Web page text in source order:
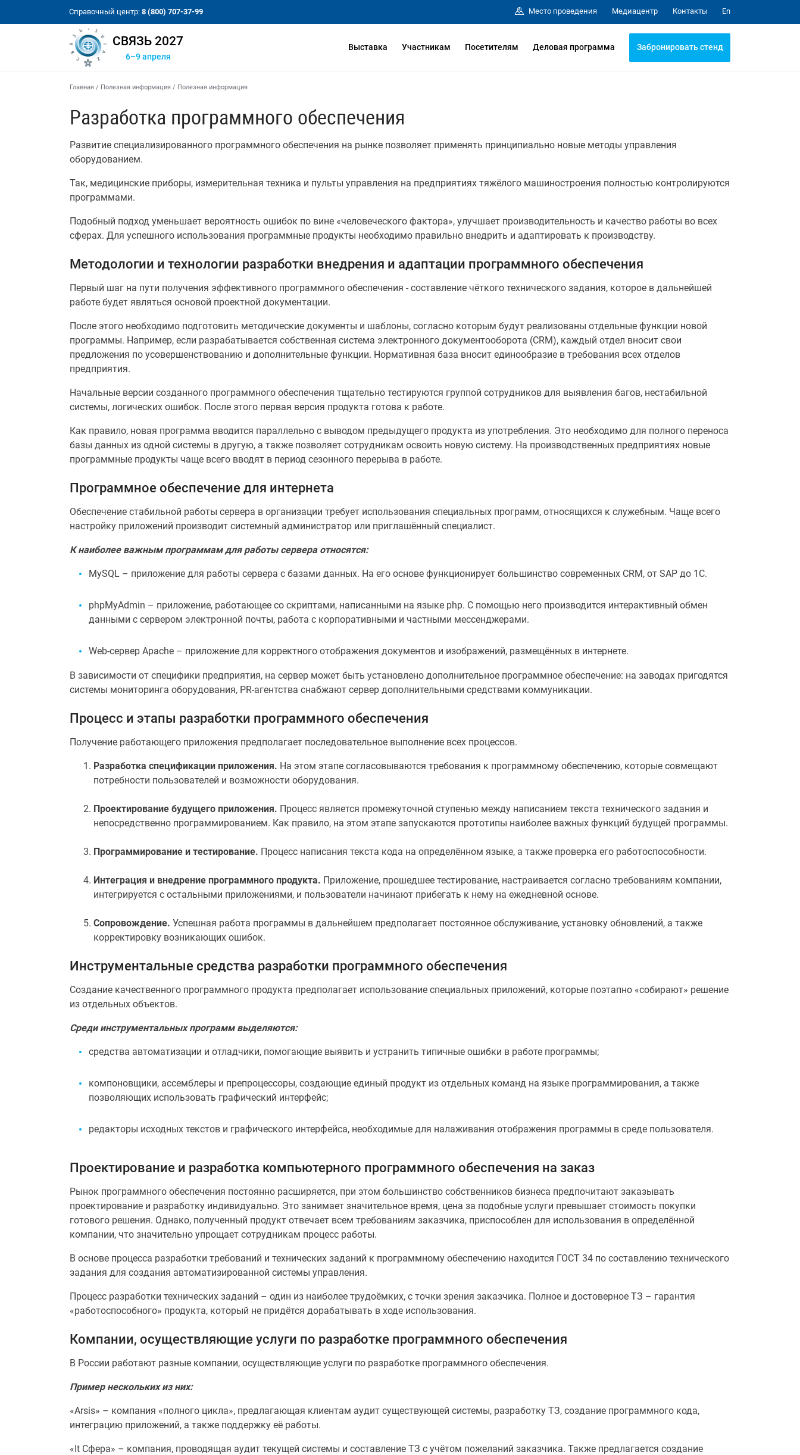
Справочный центр: 8 (800) 707-37-99 Место проведения Медиацентр Контакты En
СВЯЗЬ 2027
6–9 апреля
Выставка Участникам Посетителям Деловая программа Забронировать стенд
Главная / Полезная информация / Полезная информация
Разработка программного обеспечения
Развитие специализированного программного обеспечения на рынке позволяет применять принципиально новые методы управления
оборудованием.
Так, медицинские приборы, измерительная техника и пульты управления на предприятиях тяжёлого машиностроения полностью контролируются
программами.
Подобный подход уменьшает вероятность ошибок по вине «человеческого фактора», улучшает производительность и качество работы во всех
сферах. Для успешного использования программные продукты необходимо правильно внедрить и адаптировать к производству.
Методологии и технологии разработки внедрения и адаптации программного обеспечения
Первый шаг на пути получения эффективного программного обеспечения - составление чёткого технического задания, которое в дальнейшей
работе будет являться основой проектной документации.
После этого необходимо подготовить методические документы и шаблоны, согласно которым будут реализованы отдельные функции новой
программы. Например, если разрабатывается собственная система электронного документооборота (CRM), каждый отдел вносит свои
предложения по усовершенствованию и дополнительные функции. Нормативная база вносит единообразие в требования всех отделов
предприятия.
Начальные версии созданного программного обеспечения тщательно тестируются группой сотрудников для выявления багов, нестабильной
системы, логических ошибок. После этого первая версия продукта готова к работе.
Как правило, новая программа вводится параллельно с выводом предыдущего продукта из употребления. Это необходимо для полного переноса
базы данных из одной системы в другую, а также позволяет сотрудникам освоить новую систему. На производственных предприятиях новые
программные продукты чаще всего вводят в период сезонного перерыва в работе.
Программное обеспечение для интернета
Обеспечение стабильной работы сервера в организации требует использования специальных программ, относящихся к служебным. Чаще всего
настройку приложений производит системный администратор или приглашённый специалист.
К наиболее важным программам для работы сервера относятся:
MySQL – приложение для работы сервера с базами данных. На его основе функционирует большинство современных CRM, от SAP до 1С.
phpMyAdmin – приложение, работающее со скриптами, написанными на языке php. С помощью него производится интерактивный обмен
данными с сервером электронной почты, работа с корпоративными и частными мессенджерами.
Web-сервер Apache – приложение для корректного отображения документов и изображений, размещённых в интернете.
В зависимости от специфики предприятия, на сервер может быть установлено дополнительное программное обеспечение: на заводах пригодятся
системы мониторинга оборудования, PR-агентства снабжают сервер дополнительными средствами коммуникации.
Процесс и этапы разработки программного обеспечения
Получение работающего приложения предполагает последовательное выполнение всех процессов.
Разработка спецификации приложения. На этом этапе согласовываются требования к программному обеспечению, которые совмещают
потребности пользователей и возможности оборудования.
Проектирование будущего приложения. Процесс является промежуточной ступенью между написанием текста технического задания и
непосредственно программированием. Как правило, на этом этапе запускаются прототипы наиболее важных функций будущей программы.
Программирование и тестирование. Процесс написания текста кода на определённом языке, а также проверка его работоспособности.
Интеграция и внедрение программного продукта. Приложение, прошедшее тестирование, настраивается согласно требованиям компании,
интегрируется с остальными приложениями, и пользователи начинают прибегать к нему на ежедневной основе.
Сопровождение. Успешная работа программы в дальнейшем предполагает постоянное обслуживание, установку обновлений, а также
корректировку возникающих ошибок.
Инструментальные средства разработки программного обеспечения
Создание качественного программного продукта предполагает использование специальных приложений, которые поэтапно «собирают» решение
из отдельных объектов.
Среди инструментальных программ выделяются:
средства автоматизации и отладчики, помогающие выявить и устранить типичные ошибки в работе программы;
компоновщики, ассемблеры и препроцессоры, создающие единый продукт из отдельных команд на языке программирования, а также
позволяющих использовать графический интерфейс;
редакторы исходных текстов и графического интерфейса, необходимые для налаживания отображения программы в среде пользователя.
Проектирование и разработка компьютерного программного обеспечения на заказ
Рынок программного обеспечения постоянно расширяется, при этом большинство собственников бизнеса предпочитают заказывать
проектирование и разработку индивидуально. Это занимает значительное время, цена за подобные услуги превышает стоимость покупки
готового решения. Однако, полученный продукт отвечает всем требованиям заказчика, приспособлен для использования в определённой
компании, что значительно упрощает сотрудникам процесс работы.
В основе процесса разработки требований и технических заданий к программному обеспечению находится ГОСТ 34 по составлению технического
задания для создания автоматизированной системы управления.
Процесс разработки технических заданий – один из наиболее трудоёмких, с точки зрения заказчика. Полное и достоверное ТЗ – гарантия
«работоспособного» продукта, который не придётся дорабатывать в ходе использования.
Компании, осуществляющие услуги по разработке программного обеспечения
В России работают разные компании, осуществляющие услуги по разработке программного обеспечения.
Пример нескольких из них:
«Arsis» – компания «полного цикла», предлагающая клиентам аудит существующей системы, разработку ТЗ, создание программного кода,
интеграцию приложений, а также поддержку её работы.
«It Сфера» – компания, проводящая аудит текущей системы и составление ТЗ с учётом пожеланий заказчика. Также предлагается создание